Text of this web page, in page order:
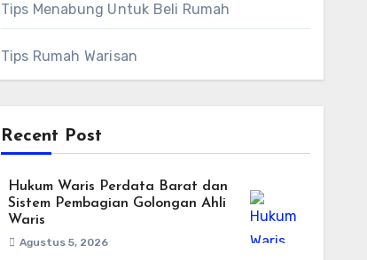
Tips Menabung Untuk Beli Rumah
Tips Rumah Warisan
Recent Post
Hukum Waris Perdata Barat dan
Sistem Pembagian Golongan Ahli
Waris
Agustus 5, 2026